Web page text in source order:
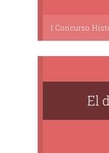
I Concurso
El